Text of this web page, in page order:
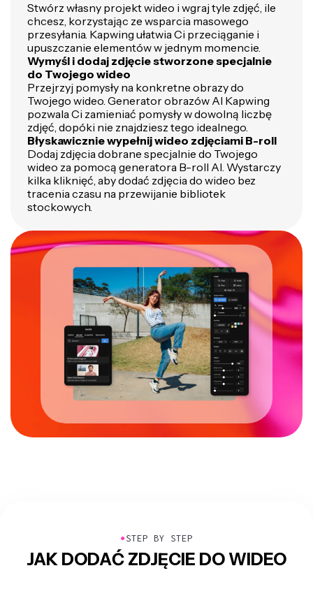
Stwórz własny projekt wideo i wgraj tyle zdjęć, ile
chcesz, korzystając ze wsparcia masowego
przesyłania. Kapwing ułatwia Ci przeciąganie i
upuszczanie elementów w jednym momencie.
Wymyśl i dodaj zdjęcie stworzone specjalnie
do Twojego wideo
Przejrzyj pomysły na konkretne obrazy do
Twojego wideo. Generator obrazów AI Kapwing
pozwala Ci zamieniać pomysły w dowolną liczbę
zdjęć, dopóki nie znajdziesz tego idealnego.
Błyskawicznie wypełnij wideo zdjęciami B-roll
Dodaj zdjęcia dobrane specjalnie do Twojego
wideo za pomocą generatora B-roll AI. Wystarczy
kilka kliknięć, aby dodać zdjęcia do wideo bez
tracenia czasu na przewijanie bibliotek
stockowych.
●STEP BY STEP
JAK DODAĆ ZDJĘCIE DO WIDEO